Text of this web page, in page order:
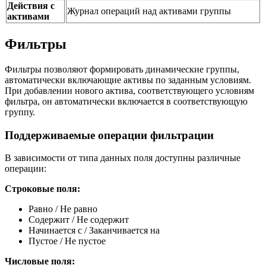
Действия с
активами
Журнал операций над активами группы
Фильтры
Фильтры позволяют формировать динамические группы,
автоматически включающие активы по заданным условиям.
При добавлении нового актива, соответствующего условиям
фильтра, он автоматически включается в соответствующую
группу.
Поддерживаемые операции фильтрации
В зависимости от типа данных поля доступны различные
операции:
Строковые поля:
Равно / Не равно
Содержит / Не содержит
Начинается с / Заканчивается на
Пустое / Не пустое
Числовые поля: